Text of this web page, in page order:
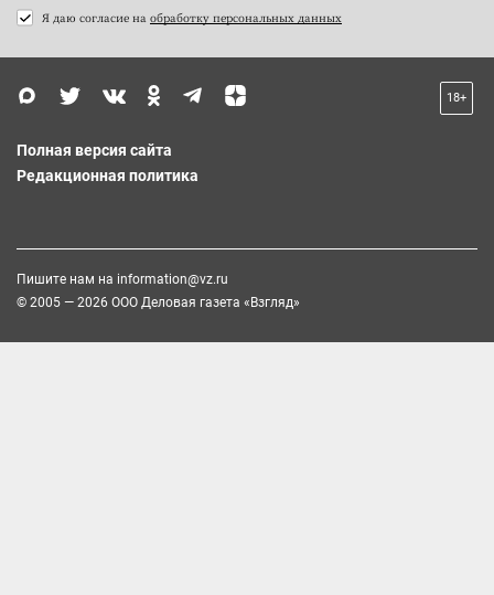
Я даю согласие на обработку персональных данных
18+
Полная версия сайта
Редакционная политика
Пишите нам на information@vz.ru
© 2005 — 2026 ООО Деловая газета «Взгляд»